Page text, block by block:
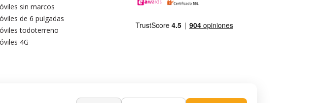
sin marcos
de 6 pulgadas
todoterreno
4G